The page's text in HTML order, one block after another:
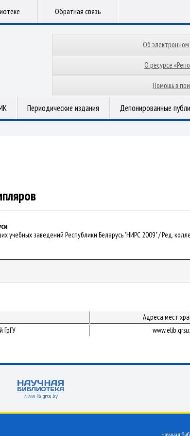
Обратная связь
Об электронном
О ресурсе
Помощь в
Периодические издания Депонированные
учебных заведений Республики Беларусь "НИРС 2009" / Ред.
Адреса мест
ГрГУ